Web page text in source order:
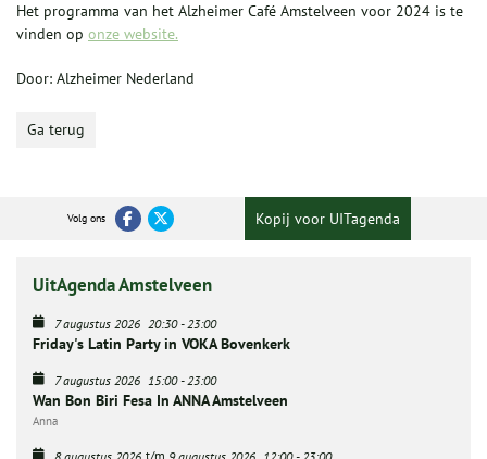
Het programma van het Alzheimer Café Amstelveen voor 2024 is te
vinden op onze website.
Door: Alzheimer Nederland
Ga terug
Volg ons Kopij voor UITagenda
UitAgenda Amstelveen
7 augustus 2026 20:30-23:00
Friday's Latin Party in VOKA Bovenkerk
7 augustus 2026 15:00-23:00
Wan Bon Biri Fesa In ANNA Amstelveen
Anna
t/m